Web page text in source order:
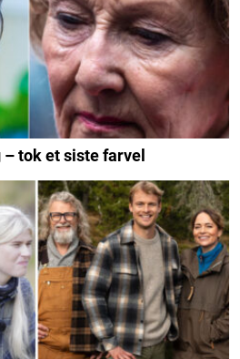
tok et siste farvel